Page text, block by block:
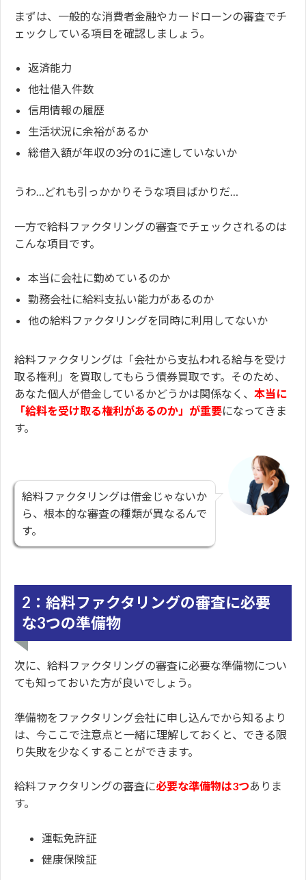
まずは、一般的な消費者金融やカードローンの審査でチ
ェックしている項目を確認しましょう。
返済能力
他社借入件数
信用情報の履歴
生活状況に余裕があるか
総借入額が年収の3分の1に達していないか
うわ…どれも引っかかりそうな項目ばかりだ…
一方で給料ファクタリングの審査でチェックされるのは
こんな項目です。
本当に会社に勤めているのか
勤務会社に給料支払い能力があるのか
他の給料ファクタリングを同時に利用してないか
給料ファクタリングは「会社から支払われる給与を受け
取る権利」を買取してもらう債券買取です。そのため、
あなた個人が借金しているかどうかは関係なく、 本当に
「給料を受け取る権利があるのか」が重要になってきま
す。
給料ファクタリングは借金じゃないか
ら、根本的な審査の種類が異なるんで
す。
2：給料ファクタリングの審査に必要
な3つの準備物
次に、給料ファクタリングの審査に必要な準備物につい
ても知っておいた方が良いでしょう。
準備物をファクタリング会社に申し込んでから知るより
は、今ここで注意点と一緒に理解しておくと、できる限
り失敗を少なくすることができます。
給料ファクタリングの審査に必要な準備物は3つありま
す。
運転免許証
健康保険証